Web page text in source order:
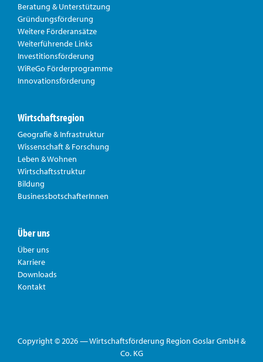
Beratung & Unterstützung
Gründungsförderung
Weitere Förderansätze
Weiterführende Links
Investitionsförderung
WiReGo Förderprogramme
Innovationsförderung
Wirtschaftsregion
Geografie & Infrastruktur
Wissenschaft & Forschung
Leben & Wohnen
Wirtschaftsstruktur
Bildung
BusinessbotschafterInnen
Über uns
Über uns
Karriere
Downloads
Kontakt
Copyright © 2026 — Wirtschaftsförderung Region Goslar GmbH &
Co. KG